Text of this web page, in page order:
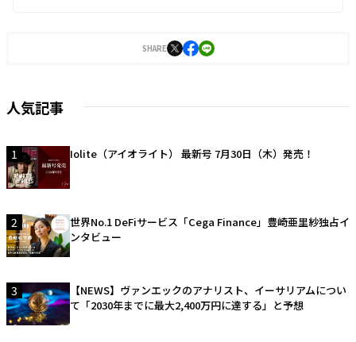
SHARE
人気記事
1 Iolite（アイオライト） 最新号 7月30日（木）発売！
2
世界No.1 DeFiサービス「Cega Finance」豊崎亜里紗独占イ
ンタビュー
3
【NEWS】ヴァンエックのアナリスト、イーサリアムについ
て「2030年までに最大2,400万円に達する」と予想